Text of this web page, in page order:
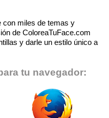
con miles de temas y
de ColoreaTuFace.com
y darle un estilo único a
tu navegador: